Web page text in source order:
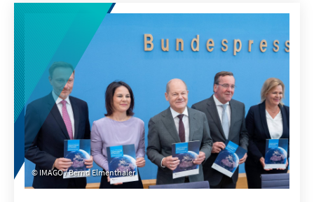
Friedens- und Stabilisierungsmissionen, das
Eintreten für den Internationalen
Strafgerichtshof oder für ein Ukraine-
Sondertribunal, alles sind wichtige Schritte,
um die Zukunft auf diesem Planeten sicherer,
friedlicher und nachhaltiger zu gestalten.
IMAGO / Bernd Elmenthaler